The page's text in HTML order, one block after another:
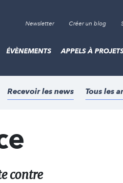
Newsletter Créer un blog
ÉVÈNEMENTS APPELS À
Recevoir les news Tous les
contre